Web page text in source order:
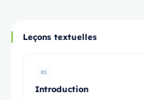
Leçons textuelles
#1
Introduction